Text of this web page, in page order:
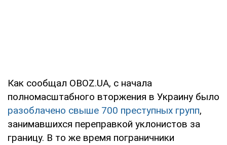
Как сообщал OBOZ.UA, с начала
полномасштабного вторжения в Украину было
разоблачено свыше 700 преступных групп,
занимавшихся переправкой уклонистов за
границу. В то же время пограничники